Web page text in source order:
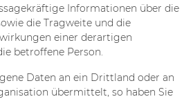
Informationen über die
die Tragweite und die
einer derartigen
betroffene Person.
Daten an ein Drittland oder an
übermittelt, so haben Sie